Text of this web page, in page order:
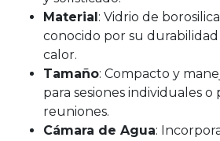
Material : Vidrio de
conocido por su durabilidad
calor.
Tamaño: Compacto y
para sesiones individuales o
reuniones.
Cámara de Agua: